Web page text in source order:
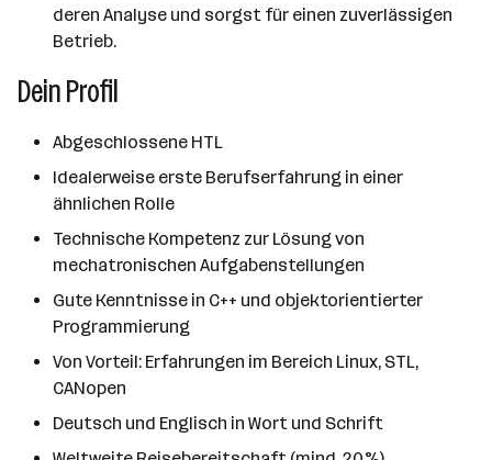
deren Analyse und sorgst für einen zuverlässigen
Betrieb.
Dein Profil
Abgeschlossene HTL
Idealerweise erste Berufserfahrung in einer
ähnlichen Rolle
Technische Kompetenz zur Lösung von
mechatronischen Aufgabenstellungen
Gute Kenntnisse in C++ und objektorientierter
Programmierung
Von Vorteil: Erfahrungen im Bereich Linux, STL,
CANopen
Deutsch und Englisch in Wort und Schrift